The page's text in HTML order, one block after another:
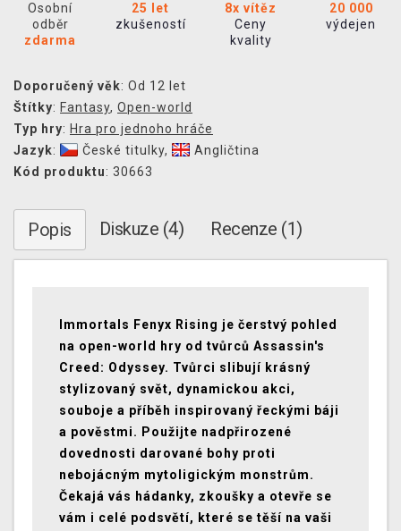
Osobní
odběr
zdarma
25 let
zkušeností
8x vítěz
Ceny
kvality
20 000
výdejen
Doporučený věk: Od 12 let
Štítky: Fantasy, Open-world
Typ hry: Hra pro jednoho hráče
Jazyk: České titulky,
Angličtina
Kód produktu: 30663
Popis Diskuze (4) Recenze (1)
Immortals Fenyx Rising je čerstvý pohled
na open-world hry od tvůrců Assassin's
Creed: Odyssey. Tvůrci slibují krásný
stylizovaný svět, dynamickou akci,
souboje a příběh inspirovaný řeckými báji
a pověstmi. Použijte nadpřirozené
dovednosti darované bohy proti
nebojácným mytoligickým monstrům.
Čekajá vás hádanky, zkoušky a otevře se
vám i celé podsvětí, které se těší na vaši